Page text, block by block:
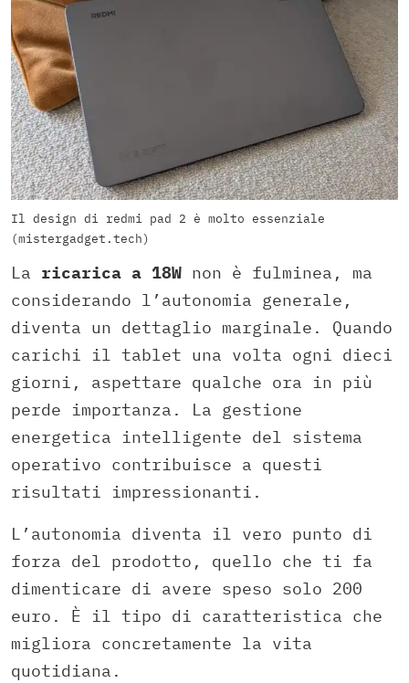
Il design di redmi pad 2 è molto essenziale
(mistergadget.tech)
La ricarica a 18W non è fulminea, ma
considerando l’autonomia generale,
diventa un dettaglio marginale. Quando
carichi il tablet una volta ogni dieci
giorni, aspettare qualche ora in più
perde importanza. La gestione
energetica intelligente del sistema
operativo contribuisce a questi
risultati impressionanti.
L’autonomia diventa il vero punto di
forza del prodotto, quello che ti fa
dimenticare di avere speso solo 200
euro. È il tipo di caratteristica che
migliora concretamente la vita
quotidiana.